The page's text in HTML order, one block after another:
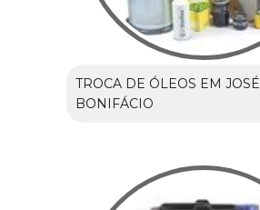
TROCA DE ÓLEOS EM JOSÉ
BONIFÁCIO